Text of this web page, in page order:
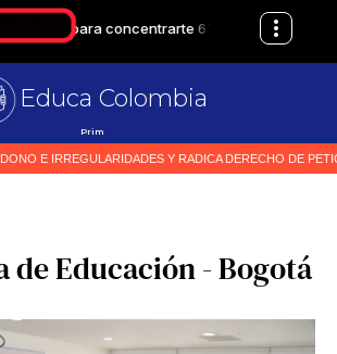
Educa Colombia
Primer medio esp
de Educación - Bogotá